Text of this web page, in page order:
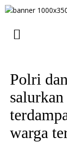
Polri
warga